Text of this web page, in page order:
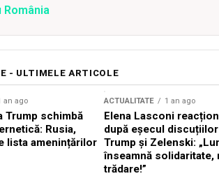
România
- ULTIMELE ARTICOLE
an ago
Trump schimbă
Rusia,
lista amenințărilor
ACTUALITATE 1 an ago
Elena Lasconi
după eșecul
Trump și Zelenski:
înseamnă solidaritate,
trădare!”